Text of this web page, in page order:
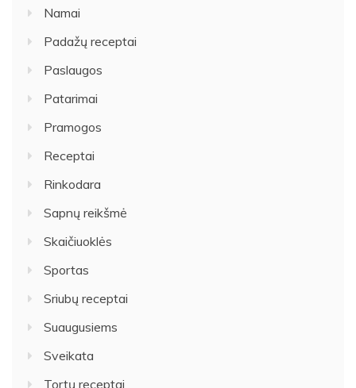
Namai
Padažų receptai
Paslaugos
Patarimai
Pramogos
Receptai
Rinkodara
Sapnų reikšmė
Skaičiuoklės
Sportas
Sriubų receptai
Suaugusiems
Sveikata
Tortų receptai